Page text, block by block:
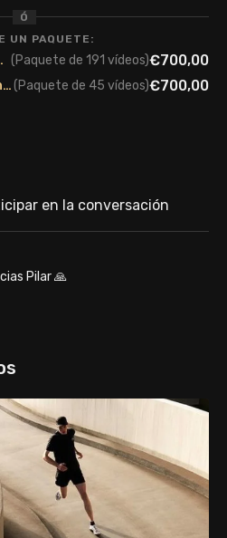
dónde lo haces'.
Ó
UN PAQUETE:
2026 (Paquete de 191 vídeos)€700,00
Formación Yin Yoga 100h - Edición Julio 2026(Paquete de 45 vídeos)€700,00
en la conversación
Pilar 🙏